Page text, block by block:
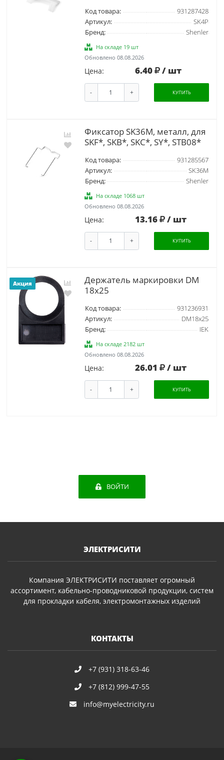
Код товара:
931287428
Артикул:
SK4P
Бренд:
Shenler
На складе 19 шт
Обновлено 08.08.2026
Цена: 6.40 / шт
- + КУПИТЬ
Фиксатор SK36M, металл, для
SKF*, SKB*, SKC*, SY*, STB08*
Код товара:
931285567
Артикул:
SK36M
Бренд:
Shenler
На складе 1068 шт
Обновлено 08.08.2026
Цена: 13.16 / шт
- + КУПИТЬ
Акция
Держатель маркировки DM
18x25
Код товара:
931236931
Артикул:
DM18x25
Бренд:
IEK
На складе 2182 шт
Обновлено 08.08.2026
Цена: 26.01 / шт
- + КУПИТЬ
ВОЙТИ
ЭЛЕКТРИСИТИ
Компания ЭЛЕКТРИСИТИ поставляет огромный
ассортимент, кабельно-проводниковой продукции, систем
для прокладки кабеля, электромонтажных изделий
КОНТАКТЫ
+7 (931) 318-63-46
+7 (812) 999-47-55
info@myelectricity.ru